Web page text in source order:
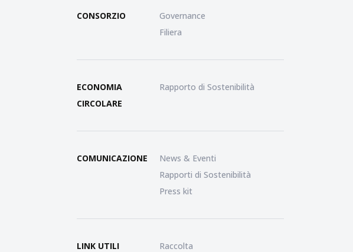
CONSORZIO
Governance
Filiera
ECONOMIA
CIRCOLARE
Rapporto di Sostenibilità
COMUNICAZIONE
News & Eventi
Rapporti di Sostenibilità
Press kit
LINK UTILI
Raccolta